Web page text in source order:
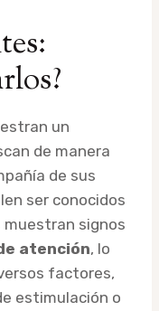
un
de manera
de sus
ser conocidos
muestran signos
atención, lo
factores,
estimulación o